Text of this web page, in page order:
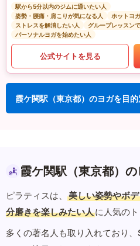
駅から5分以内のジムに通いたい人
姿勢・腰痛・肩こりが気になる人
ホットヨ
ストレスを解消したい人
グループレッスン
パーソナルヨガを始めたい人
公式サイトを見る
霞ケ関駅（東京都）のヨガを目
霞ケ関駅（東京都）
ピラティスは、 美しい姿勢やボ
分磨きを楽しみたい人に人気のト
多くの著名人も取り入れており